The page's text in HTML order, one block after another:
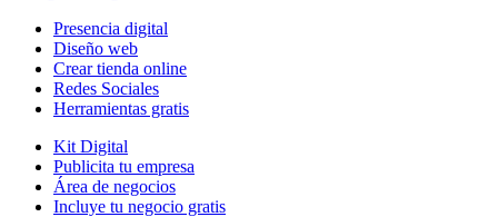
Presencia digital
Diseño web
Crear tienda online
Redes Sociales
Herramientas gratis
Kit Digital
Publicita tu empresa
Área de negocios
Incluye tu negocio gratis